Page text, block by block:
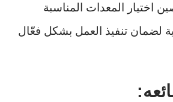
اختيار المعدات المناسبة
لضمان تنفيذ العمل بشكل فعّال